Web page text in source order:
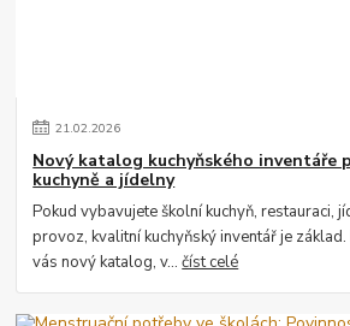
21.02.2026
Nový katalog kuchyňského inventáře
kuchyně a jídelny
Pokud vybavujete školní kuchyň, restauraci,
provoz, kvalitní kuchyňský inventář je
vás nový katalog, v...číst celé